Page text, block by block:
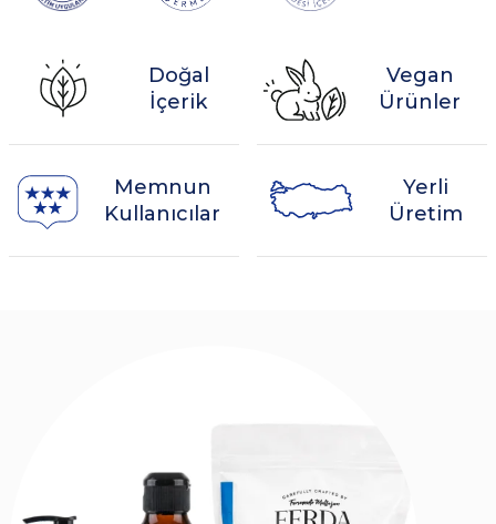
Doğal
İçerik
Vegan
Ürünler
Memnun
Kullanıcılar
Yerli
Üretim